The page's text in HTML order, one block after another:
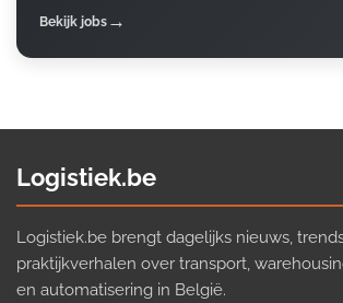
Bekijk jobs
Logistiek.be
Logistiek.be brengt dagelijks nieuws,
praktijkverhalen over transport,
en automatisering in België.